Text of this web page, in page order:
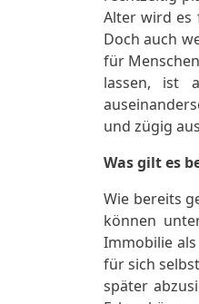
Alter wird es
Doch auch
für
lassen, ist
und zügig
Was gilt es
Wie bereits
können
Immobilie
für sich
später